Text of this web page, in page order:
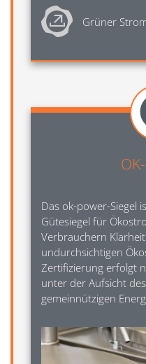
Grüner
Das ok-power-Siegel
Gütesiegel für
Verbrauchern
undurchsichtigen
Zertifizierung erfolgt
unter der Aufsicht
gemeinnützigen
Image